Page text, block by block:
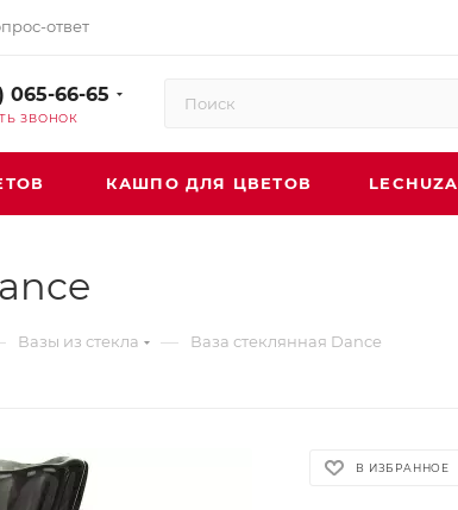
ответ
065-66-65
ЗВОНОК
КАШПО ДЛЯ ЦВЕТОВ LECHUZA
Вазы из стекла — Ваза стеклянная Dance
В ИЗБРАННОЕ